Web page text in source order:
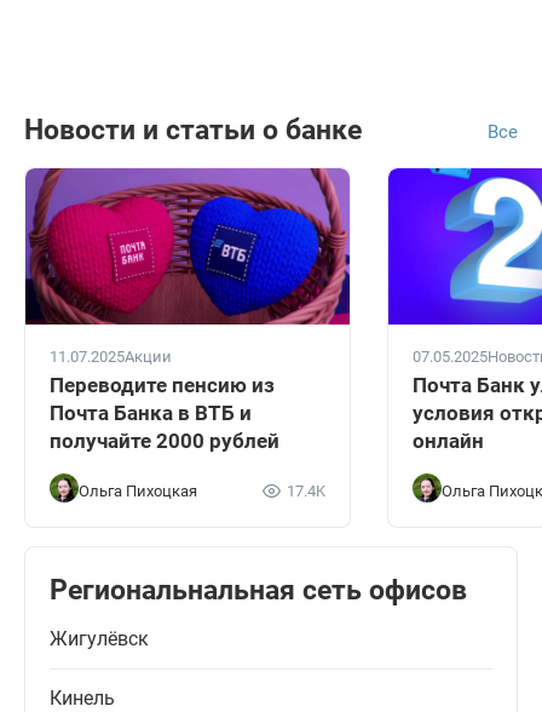
Новости и статьи о банке Все
11.07.2025Акции
Переводите пенсию из
Почта Банка в ВТБ и
получайте 2000 рублей
Ольга Пихоцкая 17.4K
07.05.2025
Почта Банк
условия
онлайн
Ольга
Региональнальная сеть офисов
Жигулёвск
Кинель